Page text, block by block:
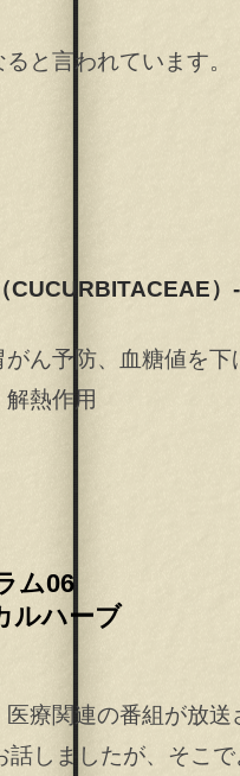
と言われています。
）
ん予防、血糖値を下
熱作用
ム06
ルハーブ
療関連の番組が放送
話しましたが、そこ